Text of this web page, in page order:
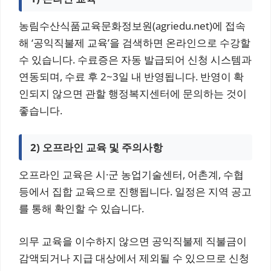
농림수산식품교육문화정보원(agriedu.net)에 접속
해 ‘공익직불제 교육’을 검색하면 온라인으로 수강할
수 있습니다. 수료증은 자동 발급되어 신청 시스템과
연동되며, 수료 후 2~3일 내 반영됩니다. 반영이 확
인되지 않으면 관할 행정복지센터에 문의하는 것이
좋습니다.
2) 오프라인 교육 및 주의사항
오프라인 교육은 시·군 농업기술센터, 어촌계, 수협
등에서 집합 교육으로 진행됩니다. 일정은 지역 공고
를 통해 확인할 수 있습니다.
의무 교육을 이수하지 않으면 공익직불제 직불금이
감액되거나 지급 대상에서 제외될 수 있으므로 신청